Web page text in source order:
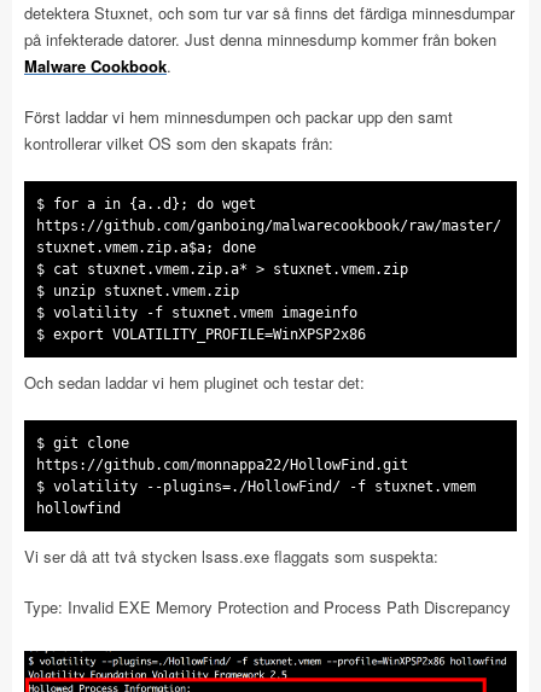
detektera Stuxnet, och som tur var så finns det färdiga minnesdumpar
på infekterade datorer. Just denna minnesdump kommer från boken
Malware Cookbook.
Först laddar vi hem minnesdumpen och packar upp den samt
kontrollerar vilket OS som den skapats från:
$ for a in {a..d}; do wget
https://github.com/ganboing/malwarecookbook/raw/master/
stuxnet.vmem.zip.a$a; done
$ cat stuxnet.vmem.zip.a* > stuxnet.vmem.zip
$ unzip stuxnet.vmem.zip
$ volatility -f stuxnet.vmem imageinfo
$ export VOLATILITY_PROFILE=WinXPSP2x86
Och sedan laddar vi hem pluginet och testar det:
$ git clone
https://github.com/monnappa22/HollowFind.git
$ volatility --plugins=./HollowFind/ -f stuxnet.vmem
hollowfind
Vi ser då att två stycken lsass.exe flaggats som suspekta:
Type: Invalid EXE Memory Protection and Process Path Discrepancy